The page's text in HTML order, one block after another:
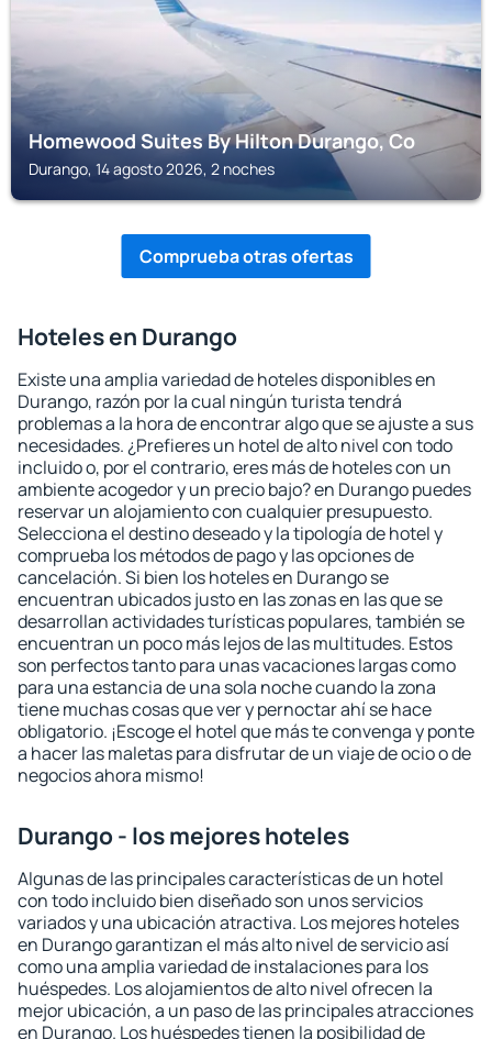
Homewood Suites By Hilton Durango, Co
Durango, 14 agosto 2026, 2 noches
Comprueba otras ofertas
Hoteles en Durango
Existe una amplia variedad de hoteles disponibles en
Durango, razón por la cual ningún turista tendrá
problemas a la hora de encontrar algo que se ajuste a sus
necesidades. ¿Prefieres un hotel de alto nivel con todo
incluido o, por el contrario, eres más de hoteles con un
ambiente acogedor y un precio bajo? en Durango puedes
reservar un alojamiento con cualquier presupuesto.
Selecciona el destino deseado y la tipología de hotel y
comprueba los métodos de pago y las opciones de
cancelación. Si bien los hoteles en Durango se
encuentran ubicados justo en las zonas en las que se
desarrollan actividades turísticas populares, también se
encuentran un poco más lejos de las multitudes. Estos
son perfectos tanto para unas vacaciones largas como
para una estancia de una sola noche cuando la zona
tiene muchas cosas que ver y pernoctar ahí se hace
obligatorio. ¡Escoge el hotel que más te convenga y ponte
a hacer las maletas para disfrutar de un viaje de ocio o de
negocios ahora mismo!
Durango - los mejores hoteles
Algunas de las principales características de un hotel
con todo incluido bien diseñado son unos servicios
variados y una ubicación atractiva. Los mejores hoteles
en Durango garantizan el más alto nivel de servicio así
como una amplia variedad de instalaciones para los
huéspedes. Los alojamientos de alto nivel ofrecen la
mejor ubicación, a un paso de las principales atracciones
en Durango. Los huéspedes tienen la posibilidad de